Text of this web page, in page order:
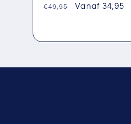
Normale
€49,95 Vanaf 34,95